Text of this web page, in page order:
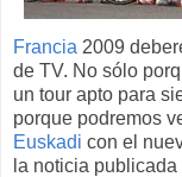
Francia 2009
de TV. No sólo
un tour apto para
porque podremos
Euskadi con el
la noticia